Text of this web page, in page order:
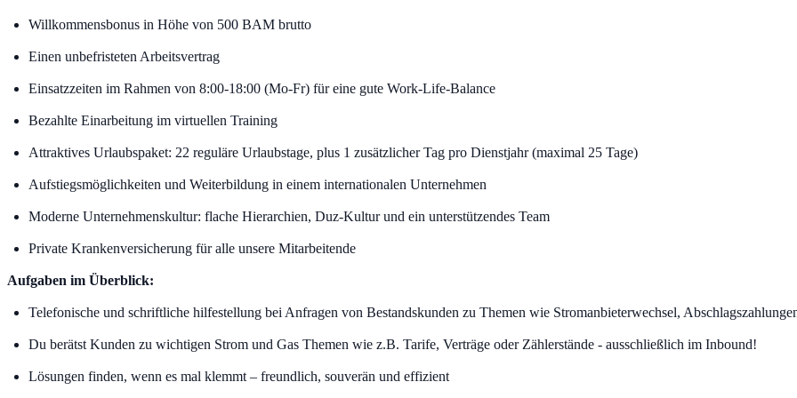
Willkommensbonus in Höhe von 500 BAM brutto
Einen unbefristeten Arbeitsvertrag
Einsatzzeiten im Rahmen von 8:00-18:00 (Mo-Fr) für eine gute Work-Life-Balance
Bezahlte Einarbeitung im virtuellen Training
Attraktives Urlaubspaket: 22 reguläre Urlaubstage, plus 1 zusätzlicher Tag pro Dienstjahr (maximal 25 Tage)
Aufstiegsmöglichkeiten und Weiterbildung in einem internationalen Unternehmen
Moderne Unternehmenskultur: flache Hierarchien, Duz-Kultur und ein unterstützendes Team
Private Krankenversicherung für alle unsere Mitarbeitende
Aufgaben im Überblick:
Telefonische und schriftliche hilfestellung bei Anfragen von Bestandskunden zu Themen wie Stromanbieterwechsel,
Du berätst Kunden zu wichtigen Strom und Gas Themen wie z.B. Tarife, Verträge oder Zählerstände - ausschließlich im Inbound!
Lösungen finden, wenn es mal klemmt – freundlich, souverän und effizient